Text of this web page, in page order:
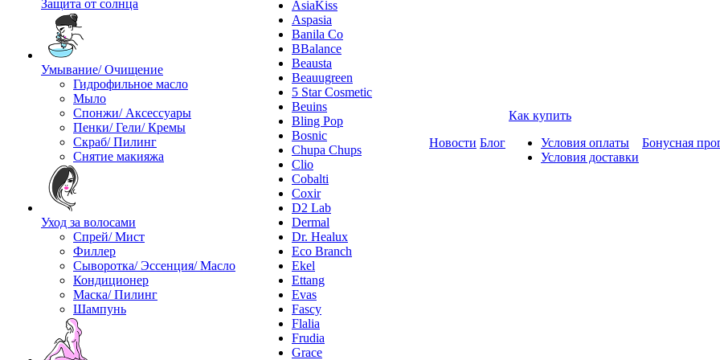
Защита от солнца
Умывание/ Очищение
Гидрофильное масло
Мыло
Спонжи/ Аксессуары
Пенки/ Гели/ Кремы
Скраб/ Пилинг
Снятие макияжа
Уход за волосами
Спрей/ Мист
Филлер
Сыворотка/ Эссенция/ Масло
Кондиционер
Маска/ Пилинг
Шампунь
AsiaKiss
Aspasia
Banila Co
BBalance
Beausta
Beauugreen
5 Star Cosmetic
Beuins
Bling Pop
Bosnic
Chupa Chups
Clio
Cobalti
Coxir
D2 Lab
Dermal
Dr. Healux
Eco Branch
Ekel
Ettang
Evas
Fascy
Flalia
Frudia
Grace
Новости Блог
Как купить
Условия оплаты
Условия доставки
Бонусная